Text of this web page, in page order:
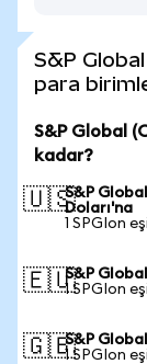
S&P
para
S&P Global
kadar?
🇺🇸S&P
Doları'na
1 SPGIon
🇪🇺S&P
1 SPGIon
🇬🇧S&P
1 SPGIon